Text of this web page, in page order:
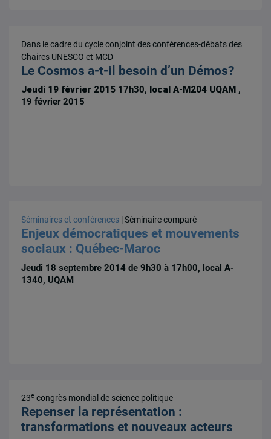
Dans le cadre du cycle conjoint des conférences-débats des
Chaires UNESCO et MCD
Le Cosmos a-t-il besoin d’un Démos?
Jeudi 19 février 2015 17h30, local A-M204 UQAM ,
19 février 2015
Séminaires et conférences | Séminaire comparé
Enjeux démocratiques et mouvements
sociaux : Québec-Maroc
Jeudi 18 septembre 2014 de 9h30 à 17h00, local A-
1340, UQAM
23e congrès mondial de science politique
Repenser la représentation :
transformations et nouveaux acteurs